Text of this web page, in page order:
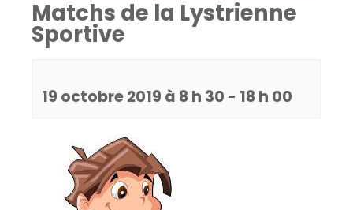
Matchs de la Lystrienne
Sportive
19 octobre 2019 à 8 h 30 - 18 h 00